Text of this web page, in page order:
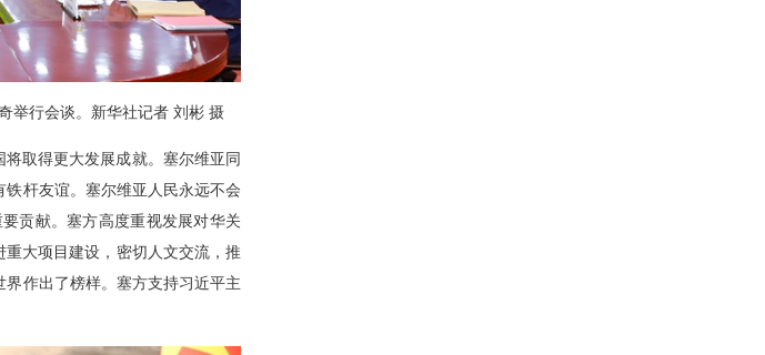
举行会谈。新华社记者 刘彬 摄
取得更大发展成就。塞尔维亚同
杆友谊。塞尔维亚人民永远不会
贡献。塞方高度重视发展对华关
大项目建设，密切人文交流，推
作出了榜样。塞方支持习近平主